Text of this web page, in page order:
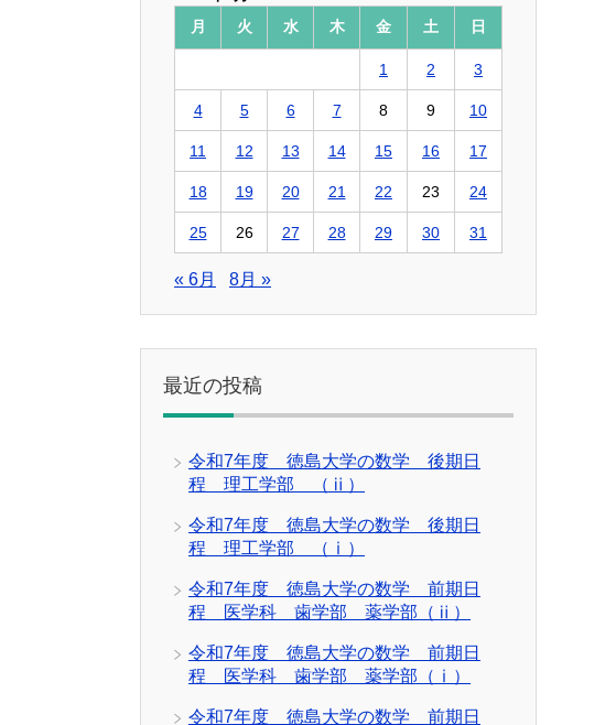
月
火 水 木 金 土 日
1 2 3
4 5 6 7 8 9 10
11 12 13 14 15 16 17
18 19 20 21 22 23 24
25 26 27 28 29 30 31
« 6月 8月 »
最近の投稿
令和7年度 徳島大学の数学 後期日
程 理工学部 （ⅱ）
令和7年度 徳島大学の数学 後期日
程 理工学部 （ⅰ）
令和7年度 徳島大学の数学 前期日
程 医学科 歯学部 薬学部（ⅱ）
令和7年度 徳島大学の数学 前期日
程 医学科 歯学部 薬学部（ⅰ）
令和7年度 徳島大学の数学 前期日